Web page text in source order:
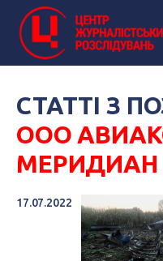
СТАТТІ З
ООО
МЕРИДИАН
17.07.2022